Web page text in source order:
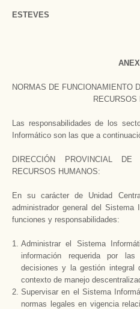
ESTEVES
NORMAS DE FUNCIONAMIENTO
RECURSOS
Las responsabilidades de los
Informático son las que a
DIRECCIÓN PROVINCIAL
RECURSOS HUMANOS:
En su carácter de Unidad
administrador general del Sistema
funciones y responsabilidades:
Administrar el Sistema
información requerida por
decisiones y la gestión integral
contexto de manejo
Supervisar en el Sistema
normas legales en vigencia